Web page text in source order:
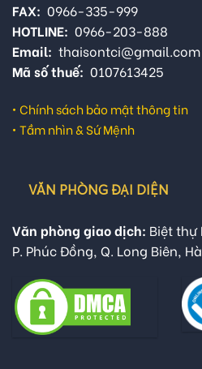
FAX: 0966-335-999
HOTLINE: 0966-203-888
Email: thaisontci@gmail.com
Mã số thuế: 0107613425
• Chính sách bảo mật thông tin
• Tầm nhìn & Sứ Mệnh
VĂN PHÒNG ĐẠI DIỆN
Văn phòng giao dịch: Biệt thự
P. Phúc Đồng, Q. Long Biên,